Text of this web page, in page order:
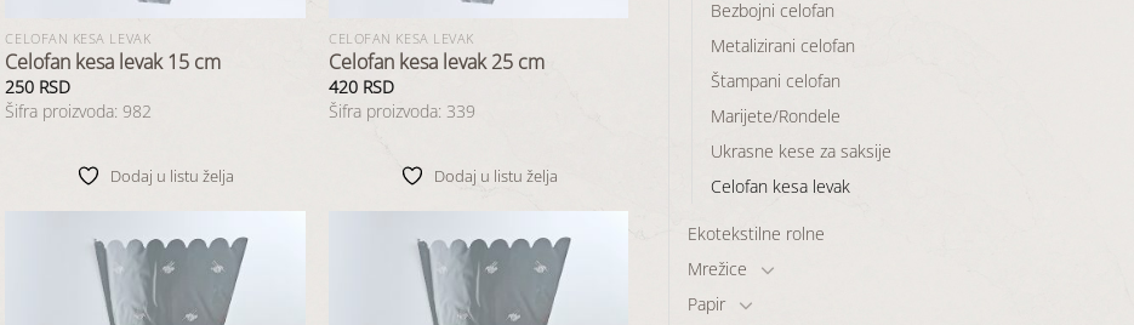
CELOFAN KESA LEVAK
Celofan kesa levak 15 cm
250 RSD
Šifra proizvoda: 982
Dodaj u listu želja
CELOFAN KESA LEVAK
Celofan kesa levak 25 cm
420 RSD
Šifra proizvoda: 339
Dodaj u listu želja
Bezbojni celofan
Metalizirani celofan
Štampani celofan
Marijete/Rondele
Ukrasne kese za saksije
Celofan kesa levak
Ekotekstilne rolne
Mrežice
Papir